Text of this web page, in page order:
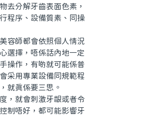
去分解牙齒表面色素，
程序、設備質素、同操
容師都會依照個人情況
選擇，唔係話內地一定
操作，有啲就可能係普
采用專業設備同規範程
就真係要三思。
，就會刺激牙龈或者令
制唔好，都可能影響牙